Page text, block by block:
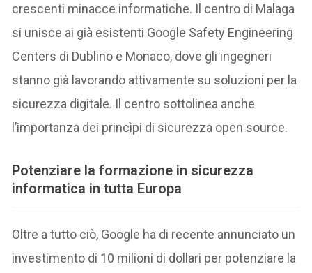
crescenti minacce informatiche. Il centro di Malaga
si unisce ai già esistenti Google Safety Engineering
Centers di Dublino e Monaco, dove gli ingegneri
stanno già lavorando attivamente su soluzioni per la
sicurezza digitale. Il centro sottolinea anche
l’importanza dei princìpi di sicurezza open source.
Potenziare la formazione in sicurezza
informatica in tutta Europa
Oltre a tutto ciò, Google ha di recente annunciato un
investimento di 10 milioni di dollari per potenziare la